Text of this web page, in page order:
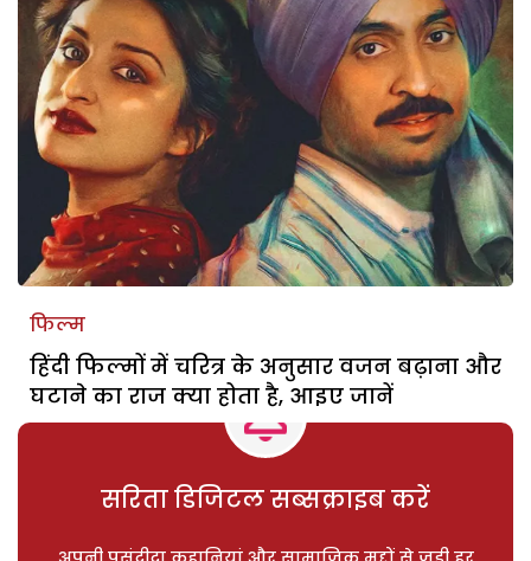
फिल्म
हिंदी फिल्मों में चरित्र के अनुसार वजन बढ़ाना और
घटाने का राज क्या होता है, आइए जानें
सरिता डिजिटल सब्सक्राइब करें